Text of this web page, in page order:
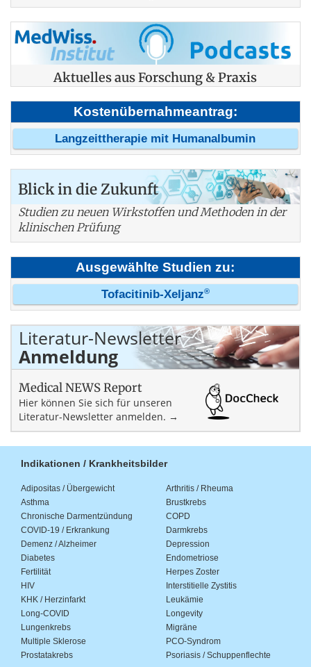
Aktuelles aus Forschung & Praxis
Kostenübernahmeantrag:
Langzeittherapie mit Humanalbumin
Blick in die Zukunft
Studien zu neuen Wirkstoffen und Methoden in der
klinischen Prüfung
Ausgewählte Studien zu:
Tofacitinib-Xeljanz®
Literatur-Newsletter
Anmeldung
Medical NEWS Report
Hier können Sie sich für unseren
Literatur-Newsletter anmelden. →
Indikationen / Krankheitsbilder
Adipositas / Übergewicht
Arthritis / Rheuma
Asthma
Brustkrebs
Chronische Darmentzündung
COPD
COVID-19 / Erkrankung
Darmkrebs
Demenz / Alzheimer
Depression
Diabetes
Endometriose
Fertilität
Herpes Zoster
HIV
Interstitielle Zystitis
KHK / Herzinfarkt
Leukämie
Long-COVID
Longevity
Lungenkrebs
Migräne
Multiple Sklerose
PCO-Syndrom
Prostatakrebs
Psoriasis / Schuppenflechte